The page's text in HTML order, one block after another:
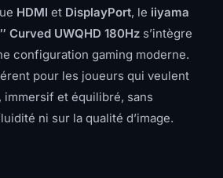
HDMI et DisplayPort, le iiyama
Curved UWQHD 180Hz s’intègre
configuration gaming moderne.
pour les joueurs qui veulent
immersif et équilibré, sans
ni sur la qualité d’image.